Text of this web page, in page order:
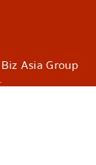
Asia Group